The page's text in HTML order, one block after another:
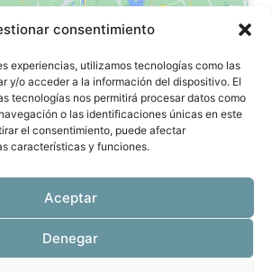
consentimiento
experiencias, utilizamos tecnologías como las
y/o acceder a la información del dispositivo. El
tecnologías nos permitirá procesar datos como
o las identificaciones únicas en este
el consentimiento, puede afectar
características y funciones.
Aceptar
Denegar
por la Comunidad de Madrid -
médicos y psicotécnicos.